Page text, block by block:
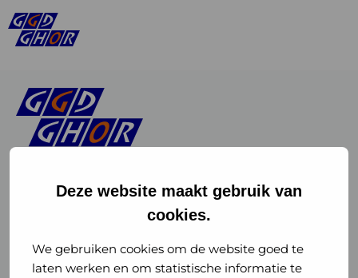
Deze website maakt gebruik van
cookies.
We gebruiken cookies om de website goed te
laten werken en om statistische informatie te
of
Instagram
of